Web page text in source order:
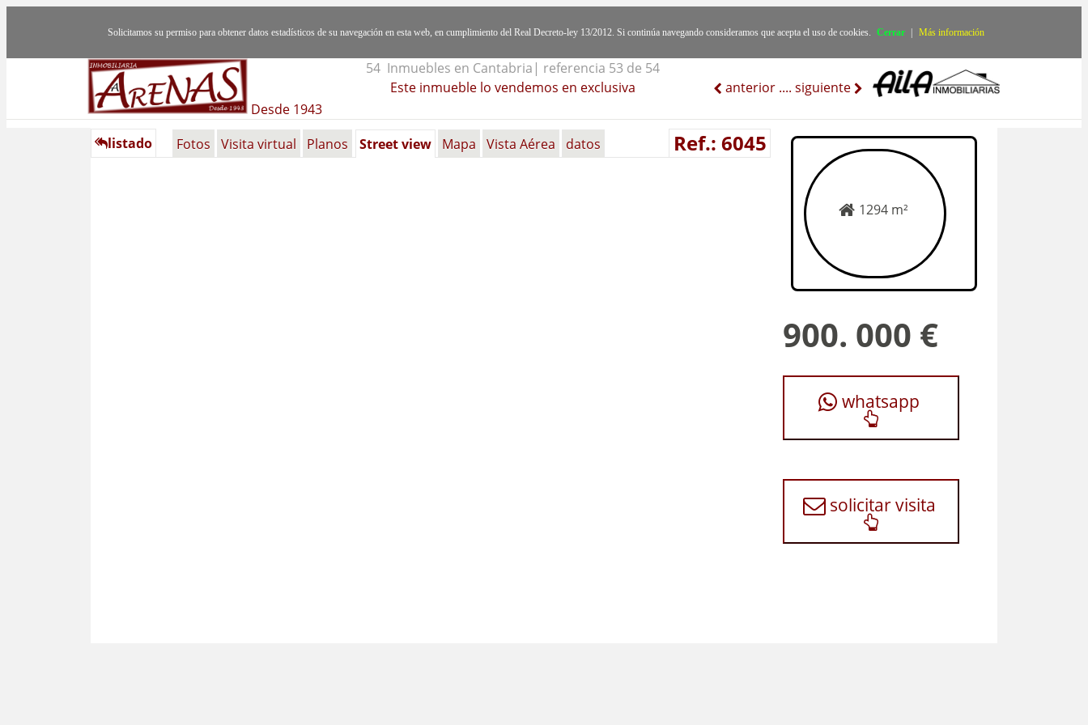
Solicitamos su permiso para obtener datos estadísticos de su navegación en esta web, en cumplimiento del Real Decreto-ley 13/2012. Si continúa navegando consideramos que acepta el uso de cookies. Cerrar Más información
Desde 1943
54 Inmuebles en Cantabria| referencia 53 de 54
Este inmueble lo vendemos en exclusiva
anterior .... siguiente
listado Fotos Visita virtual Planos Street view Mapa Vista Aérea datos Ref.: 6045
1294 m²
900. 000 €
whatsapp
solicitar visita